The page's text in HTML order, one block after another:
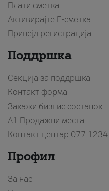
Плати сметка
Активирајте Е-сметка
Припејд регистрација
Поддршка
Секција за поддршка
Контакт форма
Закажи бизнис состанок
A1 Продажни места
Контакт центар 077 1234
Профил
За нас